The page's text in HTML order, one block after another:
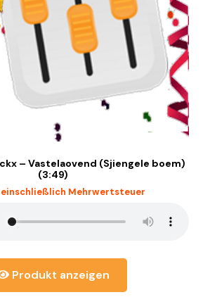
– Vastelaovend (Sjiengele boem)
(3:49)
einschließlich Mehrwertsteuer
Produkt anzeigen